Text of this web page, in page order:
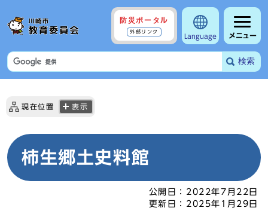
防災ポータル
外部リンク
Language メニュー
検索
現在位置 表示
柿生郷土史料館
公開日： 2022年7月22日
更新日： 2025年1月29日